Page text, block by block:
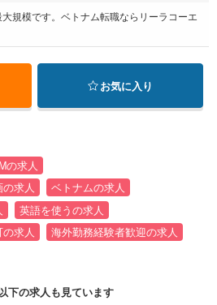
規模です。ベトナム転職ならリーラコーエ
お気に入り
の求人
求人
ベトナムの求人
英語を使うの求人
求人
海外勤務経験者歓迎の求人
下の求人も見ています